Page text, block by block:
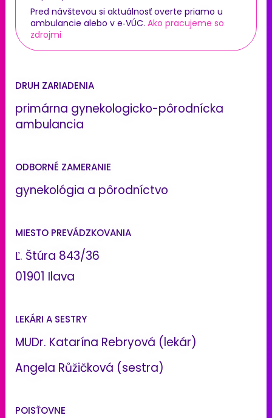
Pred návštevou si aktuálnosť overte priamo u
ambulancie alebo v e‑VÚC. Ako pracujeme so
zdrojmi
DRUH ZARIADENIA
primárna gynekologicko-pôrodnícka
ambulancia
ODBORNÉ ZAMERANIE
gynekológia a pôrodníctvo
MIESTO PREVÁDZKOVANIA
Ľ. Štúra 843/36
01901 Ilava
LEKÁRI A SESTRY
MUDr. Katarína Rebryová (lekár)
Angela Růžičková (sestra)
POISŤOVNE